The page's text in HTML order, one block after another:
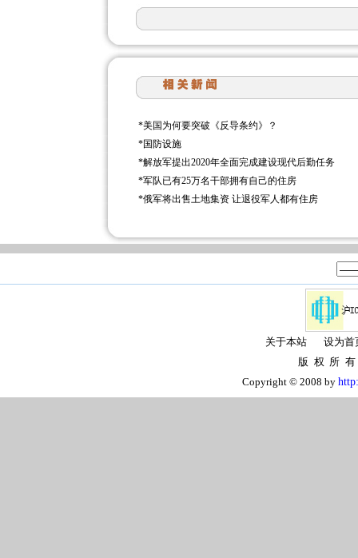
*美国为何要突破《反导条约》？
*国防设施
*解放军提出2020年全面完成建设现代后勤任务
*军队已有25万名干部拥有自己的住房
*俄军将出售土地集资 让退役军人都有住房